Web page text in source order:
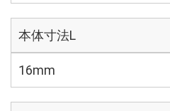
本体寸法L
16mm